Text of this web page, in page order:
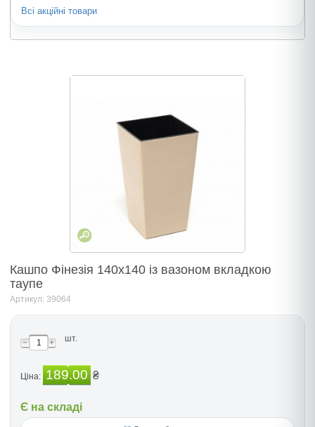
Всі акційні товари
Кашпо Фінезія 140х140 із вазоном вкладкою
таупе
Артикул: 39064
шт.
Ціна: 189.00 ₴
Є на складі